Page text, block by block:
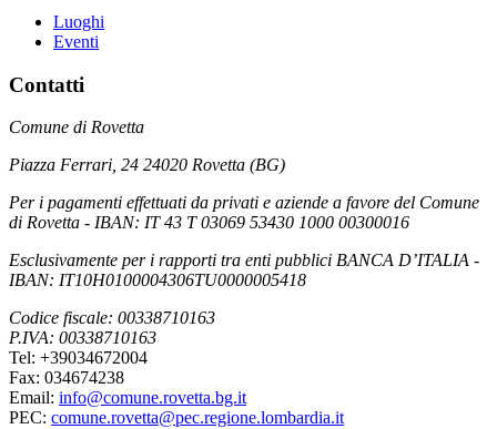
Luoghi
Eventi
Contatti
Comune di Rovetta
Piazza Ferrari, 24 24020 Rovetta (BG)
Per i pagamenti effettuati da privati e aziende a favore del Comune
di Rovetta - IBAN: IT 43 T 03069 53430 1000 00300016
Esclusivamente per i rapporti tra enti pubblici BANCA D’ITALIA -
IBAN: IT10H0100004306TU0000005418
Codice fiscale: 00338710163
P.IVA: 00338710163
Tel: +39034672004
Fax: 034674238
Email: info@comune.rovetta.bg.it
PEC: comune.rovetta@pec.regione.lombardia.it